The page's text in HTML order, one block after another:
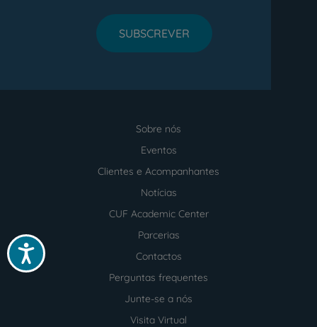
Acessibilidade
SUBSCREVER
Sobre nós
Eventos
Clientes e Acompanhantes
Notícias
CUF Academic Center
Parcerias
Contactos
Perguntas frequentes
Junte-se a nós
Visita Virtual